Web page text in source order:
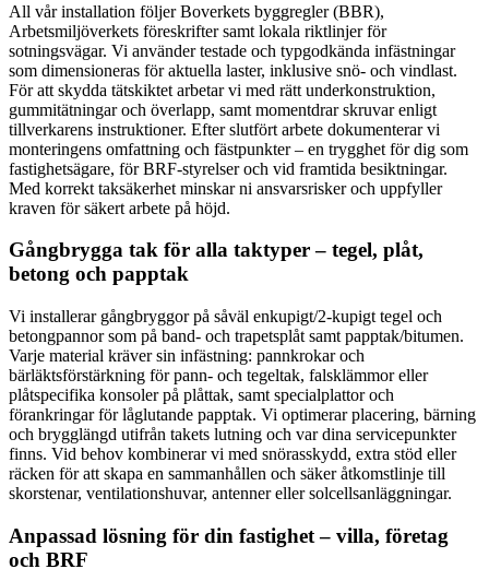
All vår installation följer Boverkets byggregler (BBR),
Arbetsmiljöverkets föreskrifter samt lokala riktlinjer för
sotningsvägar. Vi använder testade och typgodkända infästningar
som dimensioneras för aktuella laster, inklusive snö- och vindlast.
För att skydda tätskiktet arbetar vi med rätt underkonstruktion,
gummitätningar och överlapp, samt momentdrar skruvar enligt
tillverkarens instruktioner. Efter slutfört arbete dokumenterar vi
monteringens omfattning och fästpunkter – en trygghet för dig som
fastighetsägare, för BRF-styrelser och vid framtida besiktningar.
Med korrekt taksäkerhet minskar ni ansvarsrisker och uppfyller
kraven för säkert arbete på höjd.
Gångbrygga tak för alla taktyper – tegel, plåt,
betong och papptak
Vi installerar gångbryggor på såväl enkupigt/2-kupigt tegel och
betongpannor som på band- och trapetsplåt samt papptak/bitumen.
Varje material kräver sin infästning: pannkrokar och
bärläktsförstärkning för pann- och tegeltak, falsklämmor eller
plåtspecifika konsoler på plåttak, samt specialplattor och
förankringar för låglutande papptak. Vi optimerar placering, bärning
och brygglängd utifrån takets lutning och var dina servicepunkter
finns. Vid behov kombinerar vi med snörasskydd, extra stöd eller
räcken för att skapa en sammanhållen och säker åtkomstlinje till
skorstenar, ventilationshuvar, antenner eller solcellsanläggningar.
Anpassad lösning för din fastighet – villa, företag
och BRF